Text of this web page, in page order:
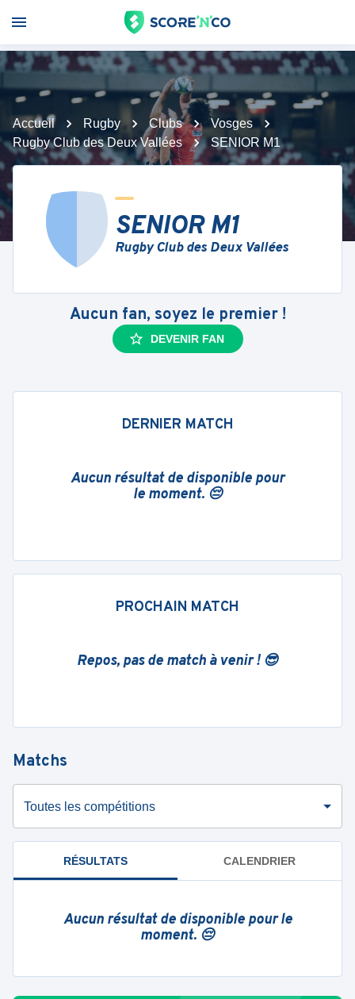
Accueil Rugby Clubs
Vosges
Rugby Club des Deux Vallées
SENIOR M1
SENIOR M1
Rugby Club des Deux Vallées
Aucun fan, soyez le premier !
DEVENIR FAN
DERNIER MATCH
Aucun résultat de disponible pour
le moment. 😔
PROCHAIN MATCH
Repos, pas de match à venir ! 😎
Matchs
Toutes les compétitions
RÉSULTATS CALENDRIER
Aucun résultat de disponible pour le
moment. 😔